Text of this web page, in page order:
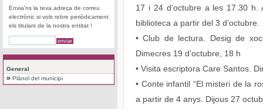
Envia'ns la teva adreça de correu
electrònic si vols rebre periòdicament
els titulars de la nostra entitat !
General
Plànol del municipi
17 i 24 d’octubre a les 17.30
biblioteca a partir del 3 d’octubre.
• Club de lectura. Desig de
Dimecres 19 d’octubre, 18 h
• Visita escriptora Care Santos.
• Conte infantil “El misteri de la
a partir de 4 anys. Dijous 27